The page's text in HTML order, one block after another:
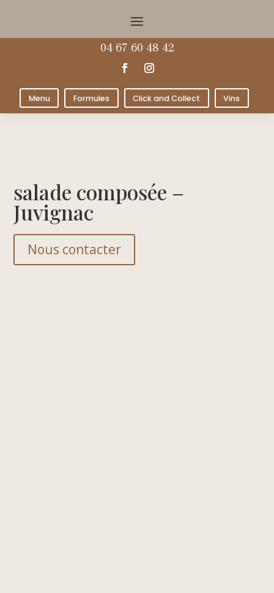
04 67 60 48 42
Menu Formules Click and Collect Vins
salade composée –
Juvignac
Nous contacter